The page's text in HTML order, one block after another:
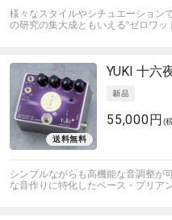
様々なスタイルやシチュエーション
の研究の集大成ともいえる“ゼロワッ
YUKI 十六
55,000円 (
シンプルながらも高機能な音調整が
な音作りに特化したベース・プリアン